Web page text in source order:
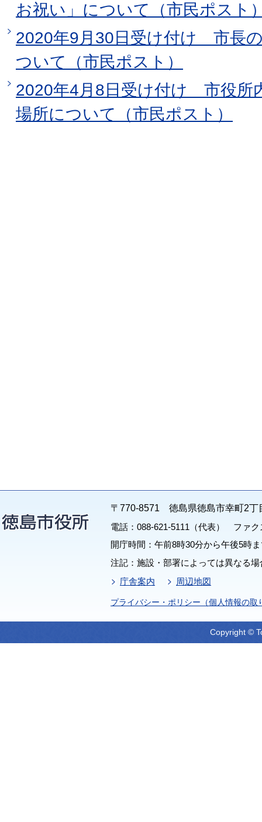
お祝い」について（市民ポスト
2020年9月30日受け付け 市長
ついて（市民ポスト）
2020年4月8日受け付け 市役所
場所について（市民ポスト）
〒770-8571 徳島県徳島市幸町2丁
電話：088-621-5111（代表） ファク
開庁時間：午前8時30分から午後5時
注記：施設・部署によっては異なる
庁舎案内
周辺地図
プライバシー・ポリシー（個人情報の取
Copyright ©